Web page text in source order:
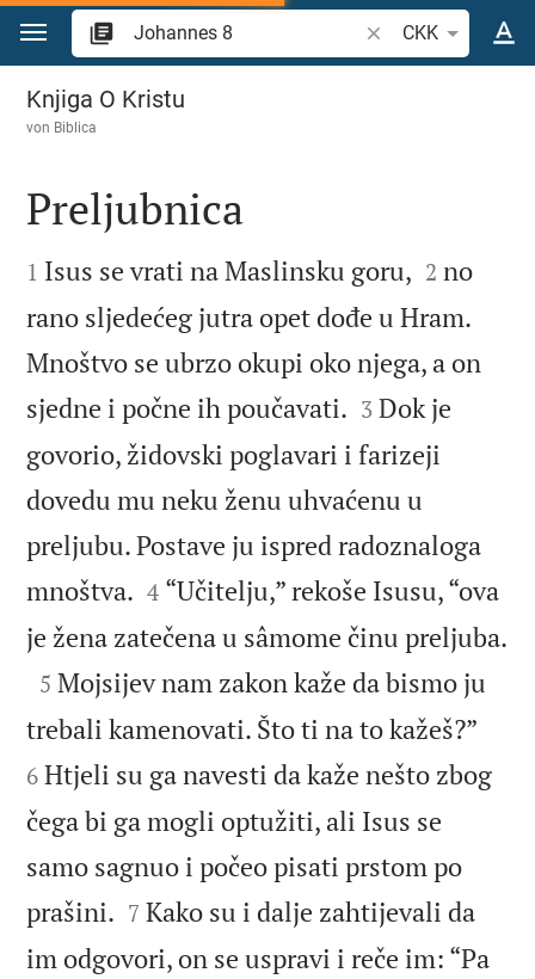
Zum Inhalt springen
Bibelstelle oder
CKK
Johannes 8
Knjiga O Kristu
von Biblica

Preljubnica

1 Isus se vrati na Maslinsku goru, 

2 no
rano sljedećeg jutra opet dođe u Hram.
Mnoštvo se ubrzo okupi oko njega, a on
sjedne i počne ih poučavati. 

3 Dok je
govorio, židovski poglavari i farizeji
dovedu mu neku ženu uhvaćenu u
preljubu. Postave ju ispred radoznaloga
mnoštva. 

4 “Učitelju,” rekoše Isusu, “ova
je žena zatečena u sâmome činu preljuba.

5 Mojsijev nam zakon kaže da bismo ju
trebali kamenovati. Što ti na to kažeš?”
6 Htjeli su ga navesti da kaže nešto zbog
čega bi ga mogli optužiti, ali Isus se
samo sagnuo i počeo pisati prstom po
prašini. 

7 Kako su i dalje zahtijevali da
im odgovori, on se uspravi i reče im: “Pa